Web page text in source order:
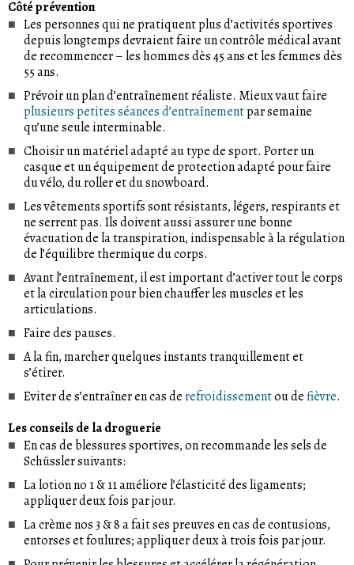
Côté prévention
Les personnes qui ne pratiquent plus d’activités sportives
depuis longtemps devraient faire un contrôle médical avant
de recommencer – les hommes dès 45 ans et les femmes dès
55 ans.
Prévoir un plan d’entraînement réaliste. Mieux vaut faire
plusieurs petites séances d’entraînementpar semaine
qu’une seule interminable.
Choisir un matériel adapté au type de sport. Porter un
casque et un équipement de protection adapté pour faire
du vélo, du roller et du snowboard.
Les vêtements sportifs sont résistants, légers, respirants et
ne serrent pas. Ils doivent aussi assurer une bonne
évacuation de la transpiration, indispensable à la régulation
de l’équilibre thermique du corps.
Avant l’entraînement, il est important d’activer tout le corps
et la circulation pour bien chauffer les muscles et les
articulations.
Faire des pauses.
A la fin, marcher quelques instants tranquillement et
s’étirer.
Eviter de s’entraîner en cas derefroidissementou defièvre.
Les conseils de la droguerie
En cas de blessures sportives, on recommande les sels de
Schüssler suivants:
La lotion no 1 & 11 améliore l’élasticité des ligaments;
appliquer deux fois par jour.
La crème nos 3 & 8 a fait ses preuves en cas de contusions,
entorses et foulures; appliquer deux à trois fois par jour.